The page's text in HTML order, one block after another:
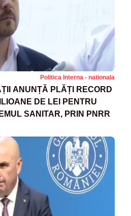
Politica Interna - nationala
ANUNȚĂ PLĂȚI RECORD
DE LEI PENTRU
SANITAR, PRIN PNRR